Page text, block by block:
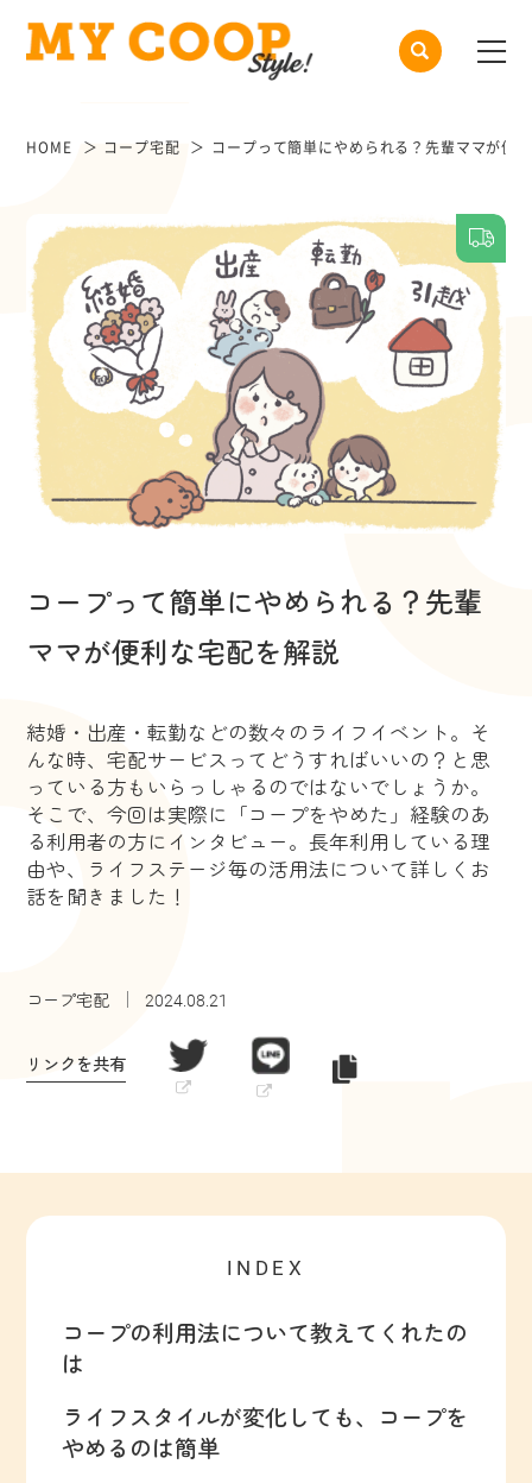
HOME コープ宅配 コープって簡単にやめられる？先輩ママが便
コープって簡単にやめられる？先輩
ママが便利な宅配を解説
結婚・出産・転勤などの数々のライフイベント。そ
んな時、宅配サービスってどうすればいいの？と思
っている方もいらっしゃるのではないでしょうか。
そこで、今回は実際に「コープをやめた」経験のあ
る利用者の方にインタビュー。長年利用している理
由や、ライフステージ毎の活用法について詳しくお
話を聞きました！
コープ宅配 2024.08.21
リンクを共有
INDEX
コープの利用法について教えてくれたの
は
ライフスタイルが変化しても、コープを
やめるのは簡単